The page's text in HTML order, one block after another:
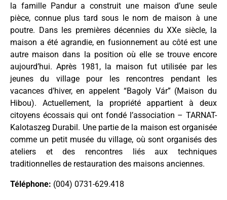
la famille Pandur a construit une maison d’une seule
pièce, connue plus tard sous le nom de maison à une
poutre. Dans les premières décennies du XXe siècle, la
maison a été agrandie, en fusionnement au côté est une
autre maison dans la position où elle se trouve encore
aujourd’hui. Après 1981, la maison fut utilisée par les
jeunes du village pour les rencontres pendant les
vacances d’hiver, en appelent “Bagoly Vár” (Maison du
Hibou). Actuellement, la propriété appartient à deux
citoyens écossais qui ont fondé l’association – TARNAT-
Kalotaszeg Durabil. Une partie de la maison est organisée
comme un petit musée du village, où sont organisés des
ateliers et des rencontres liés aux techniques
traditionnelles de restauration des maisons anciennes.
Téléphone: (004) 0731-629.418